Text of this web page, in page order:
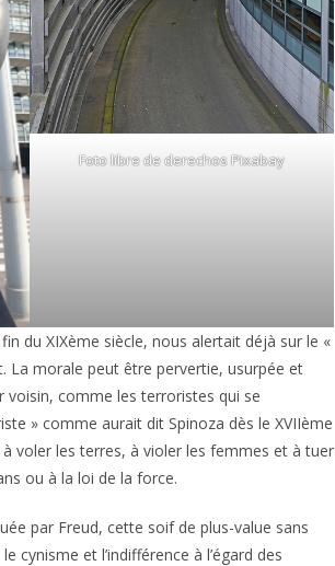
Foto libre de derechos Pixabay
du XIXème siècle, nous alertait déjà sur le «
La morale peut être pervertie, usurpée et
voisin, comme les terroristes qui se
» comme aurait dit Spinoza dès le XVIIème
voler les terres, à violer les femmes et à tuer
ou à la loi de la force.
par Freud, cette soif de plus-value sans
cynisme et l’indifférence à l’égard des